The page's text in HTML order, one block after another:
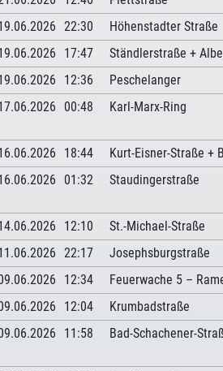
22:30 Höhenstadter Straße
17:47 Ständlerstraße +
12:36 Peschelanger
00:48 Karl-Marx-Ring
18:44 Kurt-Eisner-Straße +
01:32 Staudingerstraße
12:10 St.-Michael-Straße
22:17 Josephsburgstraße
12:34 Feuerwache 5 –
12:04 Krumbadstraße
11:58 Bad-Schachener-